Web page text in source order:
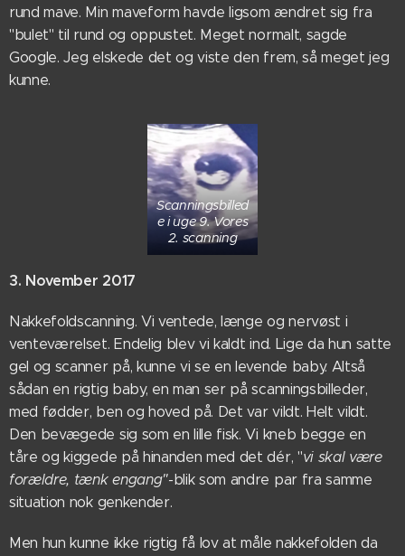
rund mave. Min maveform havde ligsom ændret sig fra
"bulet" til rund og oppustet. Meget normalt, sagde
Google. Jeg elskede det og viste den frem, så meget jeg
kunne.
Scanningsbilled
e i uge 9. Vores
2. scanning
3. November 2017
Nakkefoldscanning. Vi ventede, længe og nervøst i
venteværelset. Endelig blev vi kaldt ind. Lige da hun satte
gel og scanner på, kunne vi se en levende baby. Altså
sådan en rigtig baby, en man ser på scanningsbilleder,
med fødder, ben og hoved på. Det var vildt. Helt vildt.
Den bevægede sig som en lille fisk. Vi kneb begge en
tåre og kiggede på hinanden med det dér, "vi skal være
forældre, tænk engang"- blik som andre par fra samme
situation nok genkender.
Men hun kunne ikke rigtig få lov at måle nakkefolden da